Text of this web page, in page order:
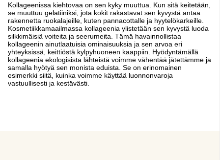
Kollageenissa kiehtovaa on sen kyky muuttua. Kun sitä keitetään,
se muuttuu gelatiiniksi, jota kokit rakastavat sen kyvystä antaa
rakennetta ruokalajeille, kuten pannacottalle ja hyytelökarkeille.
Kosmetiikkamaailmassa kollageenia ylistetään sen kyvystä luoda
silkkimäisiä voiteita ja seerumeita. Tämä havainnollistaa
kollageenin ainutlaatuisia ominaisuuksia ja sen arvoa eri
yhteyksissä, keittiöstä kylpyhuoneen kaappiin. Hyödyntämällä
kollageenia ekologisista lähteistä voimme vähentää jätettämme ja
samalla hyötyä sen monista eduista. Se on erinomainen
esimerkki siitä, kuinka voimme käyttää luonnonvaroja
vastuullisesti ja kestävästi.